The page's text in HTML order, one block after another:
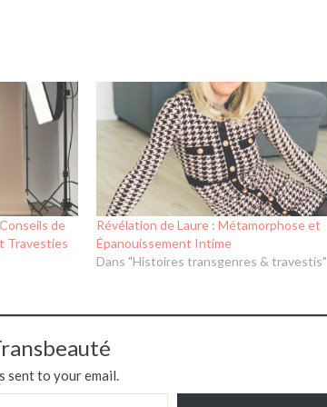
de
Travesties
Révélation de Laure : Métamorphose et
Épanouissement Intime
Dans "Histoires transgenres & travestis"
sent to your email.